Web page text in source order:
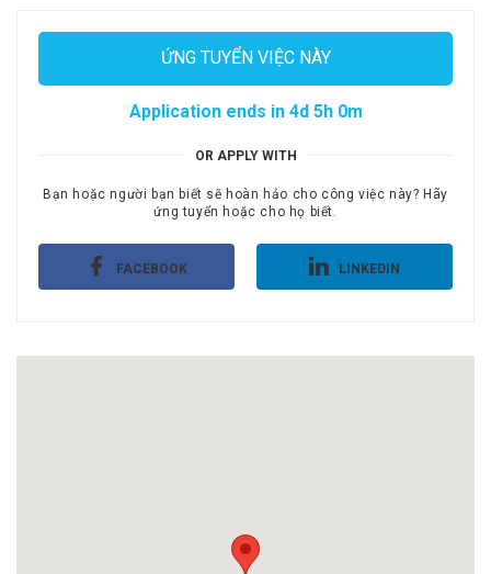
ỨNG TUYỂN VIỆC NÀY
Application ends in 4d 5h 0m
OR APPLY WITH
Bạn hoặc người bạn biết sẽ hoàn hảo cho công việc này? Hãy
ứng tuyển hoặc cho họ biết.
FACEBOOK LINKEDIN